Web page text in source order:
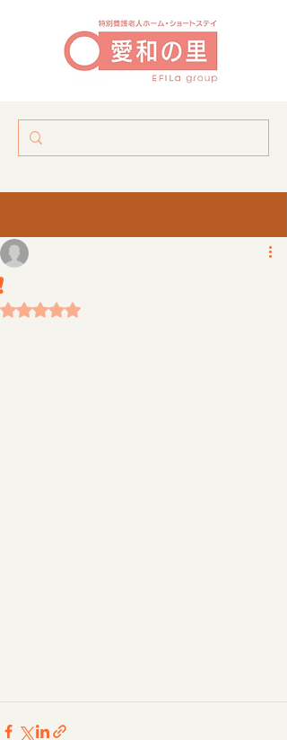
はれるやオープン❗️